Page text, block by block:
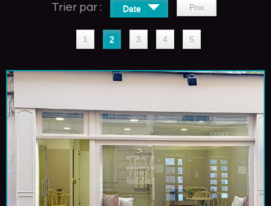
Trier par : Date Prix
1 2 3 4 5